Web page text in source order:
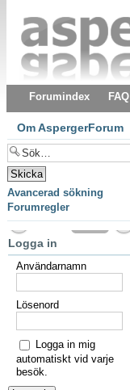
Forumindex FAQ
Om AspergerForum
Avancerad sökning
Forumregler
Logga in
Användarnamn
Lösenord
Logga in mig
automatiskt vid varje
besök.